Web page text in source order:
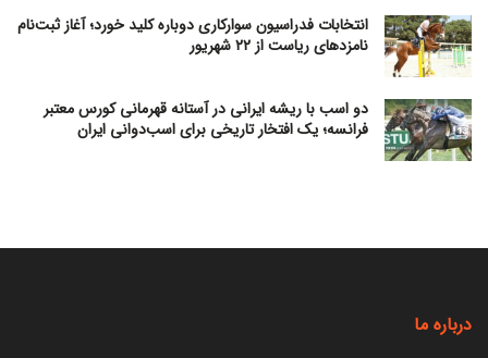
انتخابات فدراسیون سوارکاری دوباره کلید خورد؛ آغاز ثبت‌نام
نامزدهای ریاست از ۲۲ شهریور
دو اسب با ریشه ایرانی در آستانه قهرمانی کورس معتبر
فرانسه؛ یک افتخار تاریخی برای اسب‌دوانی ایران
درباره ما